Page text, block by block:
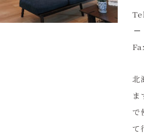
北
ま
で
て